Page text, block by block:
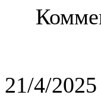
21/4/2025